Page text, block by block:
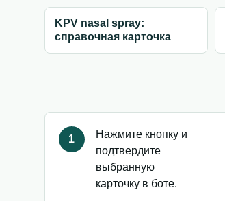
KPV nasal spray:
справочная карточка
1
Нажмите кнопку и
подтвердите
выбранную
карточку в боте.